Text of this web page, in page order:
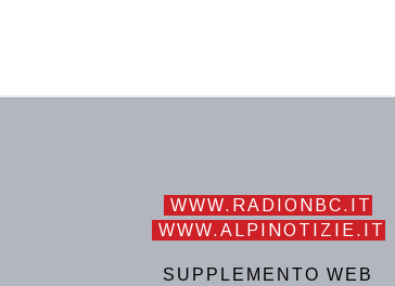
WWW.RADIONBC.IT
WWW.ALPINOTIZIE.IT
SUPPLEMENTO WEB